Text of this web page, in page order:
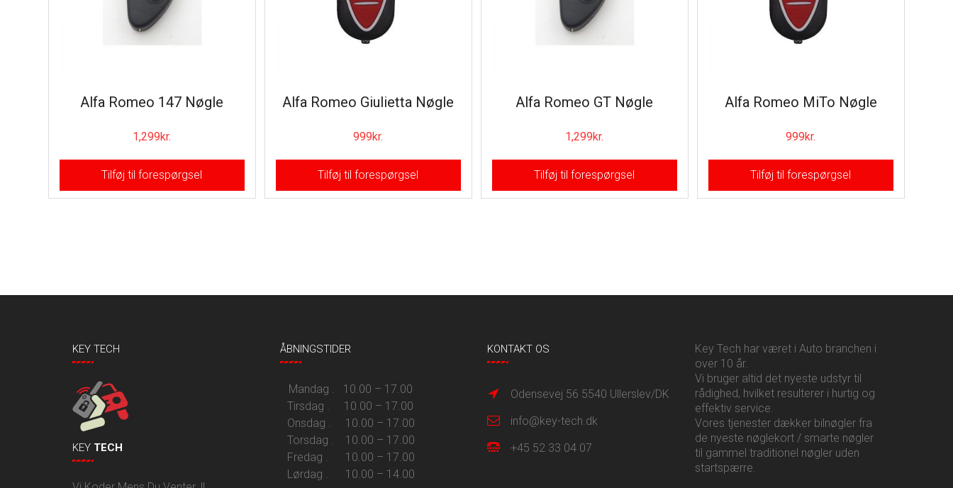
Alfa Romeo 147 Nøgle
1,299kr.
Tilføj til forespørgsel
Alfa Romeo Giulietta Nøgle
999kr.
Tilføj til forespørgsel
Alfa Romeo GT Nøgle
1,299kr.
Tilføj til forespørgsel
Alfa Romeo MiTo Nøgle
999kr.
Tilføj til forespørgsel
KEY TECH
KEY TECH
ÅBNINGSTIDER
Mandag . 10.00 – 17.00
Tirsdag . 10.00 – 17.00
Onsdag . 10.00 – 17.00
Torsdag . 10.00 – 17.00
Fredag . 10.00 – 17.00
Lørdag . 10.00 – 14.00
KONTAKT OS
Odensevej 56 5540 Ullerslev/DK
info@key-tech.dk
+45 52 33 04 07
Key Tech har været i Auto branchen i
over 10 år.
Vi bruger altid det nyeste udstyr til
rådighed, hvilket resulterer i hurtig og
effektiv service.
Vores tjenester dækker bilnøgler fra
de nyeste nøglekort / smarte nøgler
til gammel traditionel nøgler uden
startspærre.